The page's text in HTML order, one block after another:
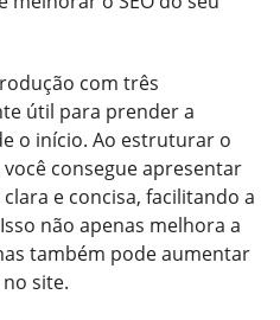
com três
útil para prender a
o início. Ao estruturar o
consegue apresentar
e concisa, facilitando a
não apenas melhora a
também pode aumentar
site.